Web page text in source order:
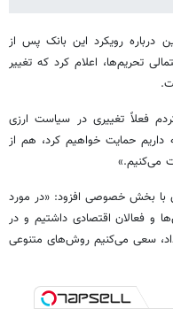
درباره رویکرد این بانک پس از
تحریم‌ها، اعلام کرد که تغییر
فعلاً تغییری در سیاست ارزی
حمایت خواهیم کرد، هم از
با بخش خصوصی افزود: «در مورد
و فعالان اقتصادی داشتیم و در
سعی می‌کنیم روش‌های متنوعی